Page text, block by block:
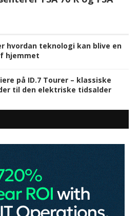
hvordan teknologi kan blive en
hjemmet
på ID.7 Tourer – klassiske
til den elektriske tidsalder